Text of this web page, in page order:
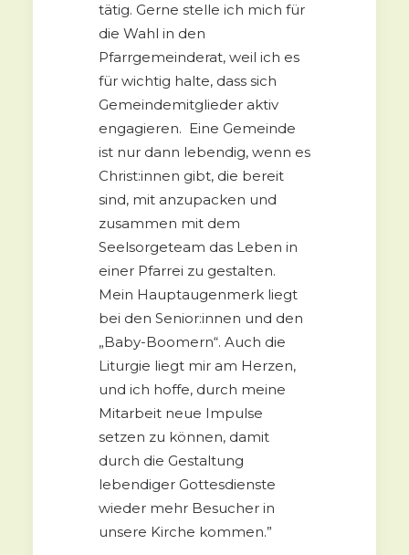
tätig. Gerne stelle ich mich für
die Wahl in den
Pfarrgemeinderat, weil ich es
für wichtig halte, dass sich
Gemeindemitglieder aktiv
engagieren. Eine Gemeinde
ist nur dann lebendig, wenn es
Christ:innen gibt, die bereit
sind, mit anzupacken und
zusammen mit dem
Seelsorgeteam das Leben in
einer Pfarrei zu gestalten.
Mein Hauptaugenmerk liegt
bei den Senior:innen und den
„Baby-Boomern“. Auch die
Liturgie liegt mir am Herzen,
und ich hoffe, durch meine
Mitarbeit neue Impulse
setzen zu können, damit
durch die Gestaltung
lebendiger Gottesdienste
wieder mehr Besucher in
unsere Kirche kommen.”